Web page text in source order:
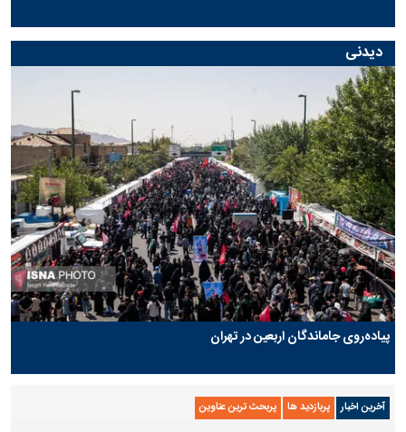
دیدنی
پیاده‌روی جاماندگان اربعین در تهران
آخرین اخبار پربازدید ها پربحث ترین عناوین